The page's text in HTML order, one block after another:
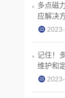
多点磁
应解决
记住！
维护和